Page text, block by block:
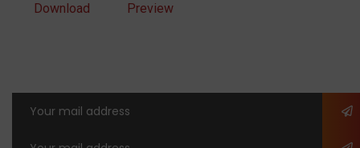
Download Preview